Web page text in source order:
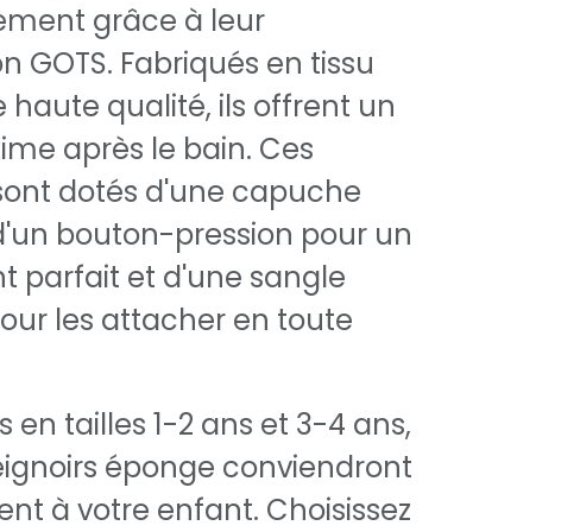
grâce à leur
GOTS. Fabriqués en tissu
haute qualité, ils offrent un
après le bain. Ces
dotés d'une capuche
bouton-pression pour un
parfait et d'une sangle
les attacher en toute
en tailles 1-2 ans et 3-4 ans,
éponge conviendront
à votre enfant. Choisissez